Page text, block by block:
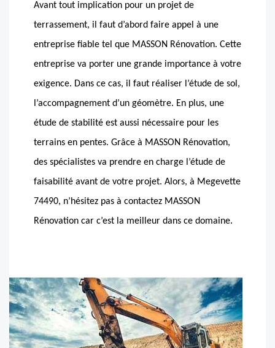
Avant tout implication pour un projet de
terrassement, il faut d’abord faire appel à une
entreprise fiable tel que MASSON Rénovation. Cette
entreprise va porter une grande importance à votre
exigence. Dans ce cas, il faut réaliser l’étude de sol,
l’accompagnement d’un géomètre. En plus, une
étude de stabilité est aussi nécessaire pour les
terrains en pentes. Grâce à MASSON Rénovation,
des spécialistes va prendre en charge l’étude de
faisabilité avant de votre projet. Alors, à Megevette
74490, n’hésitez pas à contactez MASSON
Rénovation car c’est la meilleur dans ce domaine.